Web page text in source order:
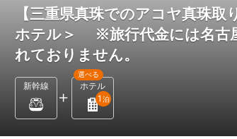
【三重県真珠でのアコヤ真珠
ホテル＞ ※旅行代金には名古
れておりません。
新幹線 ホテル
選べる
1 泊